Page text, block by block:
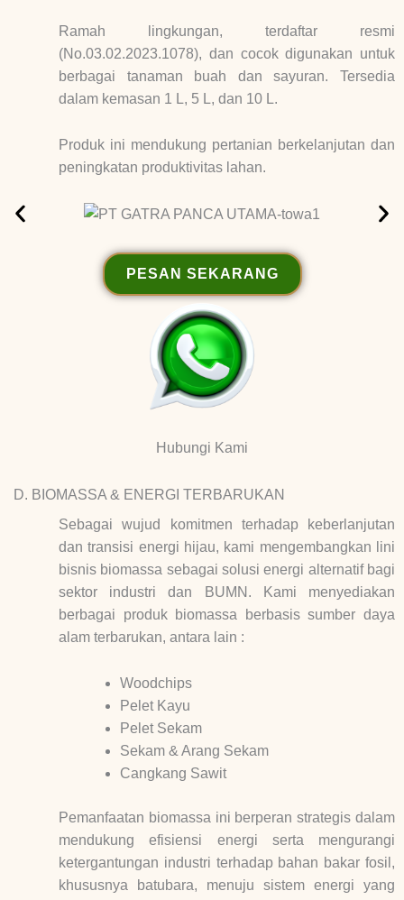
Ramah lingkungan, terdaftar resmi
(No.03.02.2023.1078), dan cocok digunakan untuk
berbagai tanaman buah dan sayuran. Tersedia
dalam kemasan 1 L, 5 L, dan 10 L.
Produk ini mendukung pertanian berkelanjutan dan
peningkatan produktivitas lahan.
PESAN SEKARANG
Hubungi Kami
D. BIOMASSA & ENERGI TERBARUKAN
Sebagai wujud komitmen terhadap keberlanjutan
dan transisi energi hijau, kami mengembangkan lini
bisnis biomassa sebagai solusi energi alternatif bagi
sektor industri dan BUMN. Kami menyediakan
berbagai produk biomassa berbasis sumber daya
alam terbarukan, antara lain :
Woodchips
Pelet Kayu
Pelet Sekam
Sekam & Arang Sekam
Cangkang Sawit
Pemanfaatan biomassa ini berperan strategis dalam
mendukung efisiensi energi serta mengurangi
ketergantungan industri terhadap bahan bakar fosil,
khususnya batubara, menuju sistem energi yang